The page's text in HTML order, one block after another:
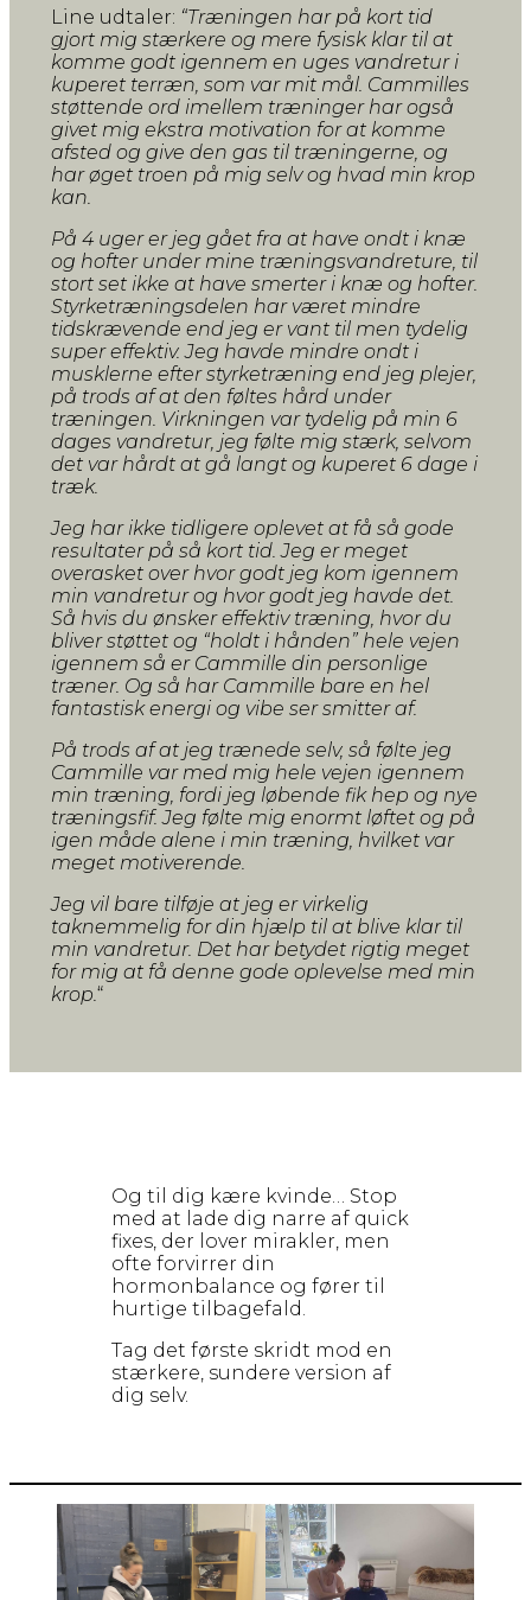
Line udtaler: “Træningen har på kort tid
gjort mig stærkere og mere fysisk klar til at
komme godt igennem en uges vandretur i
kuperet terræn, som var mit mål. Cammilles
støttende ord imellem træninger har også
givet mig ekstra motivation for at komme
afsted og give den gas til træningerne, og
har øget troen på mig selv og hvad min krop
kan.
På 4 uger er jeg gået fra at have ondt i knæ
og hofter under mine træningsvandreture, til
stort set ikke at have smerter i knæ og hofter.
Styrketræningsdelen har været mindre
tidskrævende end jeg er vant til men tydelig
super effektiv. Jeg havde mindre ondt i
musklerne efter styrketræning end jeg plejer,
på trods af at den føltes hård under
træningen. Virkningen var tydelig på min 6
dages vandretur, jeg følte mig stærk, selvom
det var hårdt at gå langt og kuperet 6 dage i
træk.
Jeg har ikke tidligere oplevet at få så gode
resultater på så kort tid. Jeg er meget
overasket over hvor godt jeg kom igennem
min vandretur og hvor godt jeg havde det.
Så hvis du ønsker effektiv træning, hvor du
bliver støttet og “holdt i hånden” hele vejen
igennem så er Cammille din personlige
træner. Og så har Cammille bare en hel
fantastisk energi og vibe ser smitter af.
På trods af at jeg trænede selv, så følte jeg
Cammille var med mig hele vejen igennem
min træning, fordi jeg løbende fik hep og nye
træningsfif. Jeg følte mig enormt løftet og på
igen måde alene i min træning, hvilket var
meget motiverende.
Jeg vil bare tilføje at jeg er virkelig
taknemmelig for din hjælp til at blive klar til
min vandretur. Det har betydet rigtig meget
for mig at få denne gode oplevelse med min
krop.“
Og til dig kære kvinde… Stop
med at lade dig narre af quick
fixes, der lover mirakler, men
ofte forvirrer din
hormonbalance og fører til
hurtige tilbagefald.
Tag det første skridt mod en
stærkere, sundere version af
dig selv.